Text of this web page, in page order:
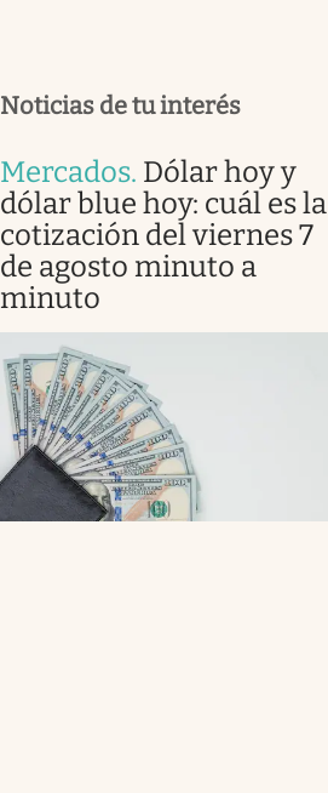
Noticias de tu interés
Mercados. Dólar hoy y
dólar blue hoy: cuál es la
cotización del viernes 7
de agosto minuto a
minuto